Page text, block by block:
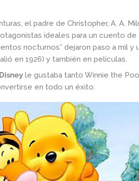
el padre de Christopher, A. A.
ideales para un cuento
nocturnos” dejaron paso a mil y
en 1926) y también en películas.
le gustaba tanto Winnie the
en todo un éxito.